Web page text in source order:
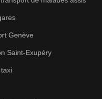
Genève
Saint-Exupéry